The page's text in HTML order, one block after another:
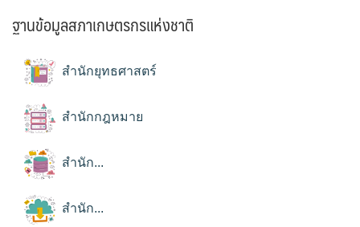
ฐานข้อมูลสภาเกษตรกรแห่งชาติ
สำนักยุทธศาสตร์
สำนักกฎหมาย
สำนัก...
สำนัก...